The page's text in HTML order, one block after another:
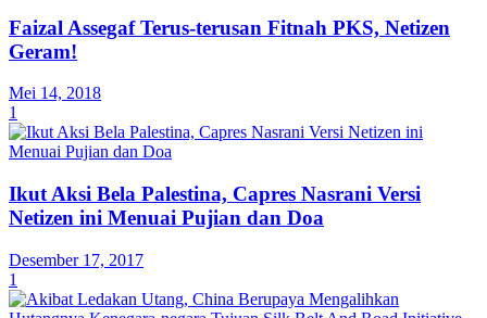
Faizal Assegaf Terus-terusan Fitnah PKS, Netizen
Geram!
Mei 14, 2018
1
Ikut Aksi Bela Palestina, Capres Nasrani Versi
Netizen ini Menuai Pujian dan Doa
Desember 17, 2017
1